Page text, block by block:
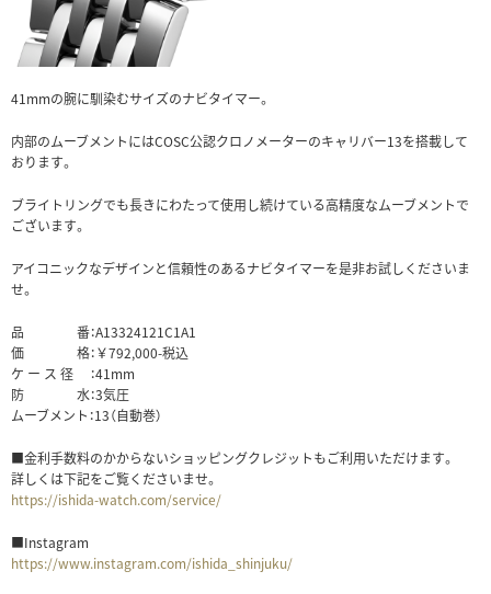
41mmの腕に馴染むサイズのナビタイマー。
内部のムーブメントにはCOSC公認クロノメーターのキャリバー13を搭載して
おります。
ブライトリングでも長きにわたって使用し続けている高精度なムーブメントで
ございます。
アイコニックなデザインと信頼性のあるナビタイマーを是非お試しくださいま
せ。
品 番：A13324121C1A1
価 格：￥792,000-税込
ケ ー ス 径 ：41mm
防 水：3気圧
ムーブメント：13（自動巻）
■金利手数料のかからないショッピングクレジットもご利用いただけます。
詳しくは下記をご覧くださいませ。
https://ishida-watch.com/service/
■Instagram
https://www.instagram.com/ishida_shinjuku/